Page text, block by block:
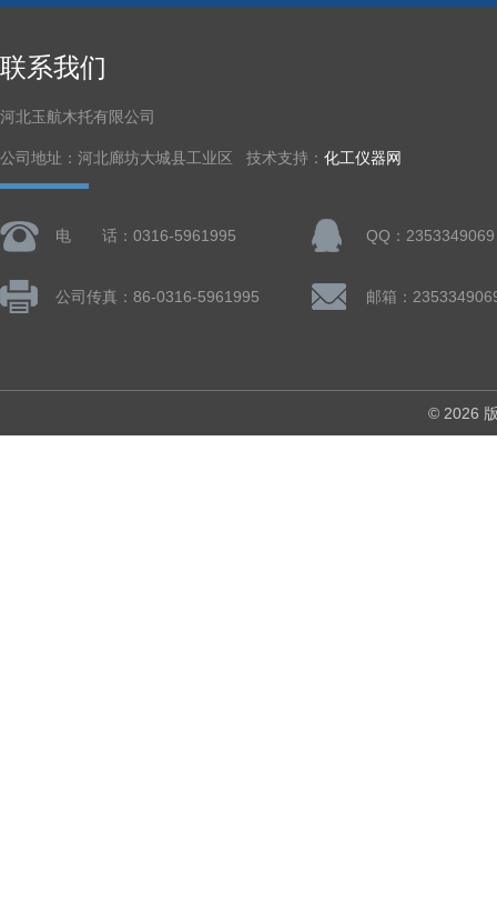
联系我们
河北玉航木托有限公司
公司地址：河北廊坊大城县工业区 技术支持： 化工仪器网
电 话：0316-5961995 QQ：2353349069
公司传真：86-0316-5961995 邮箱：
© 2026